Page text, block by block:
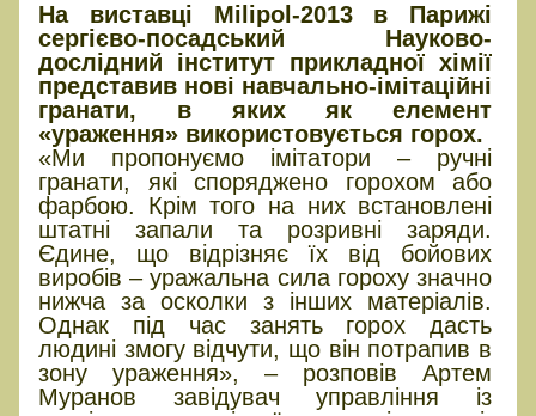
На виставці Milipol-2013 в Парижі
сергієво-посадський Науково-
дослідний інститут прикладної хімії
представив нові навчально-імітаційні
гранати, в яких як елемент
«ураження» використовується горох.
«Ми пропонуємо імітатори – ручні
гранати, які споряджено горохом або
фарбою. Крім того на них встановлені
штатні запали та розривні заряди.
Єдине, що відрізняє їх від бойових
виробів – уражальна сила гороху значно
нижча за осколки з інших матеріалів.
Однак під час занять горох дасть
людині змогу відчути, що він потрапив в
зону ураження», – розповів Артем
Муранов завідувач управління із